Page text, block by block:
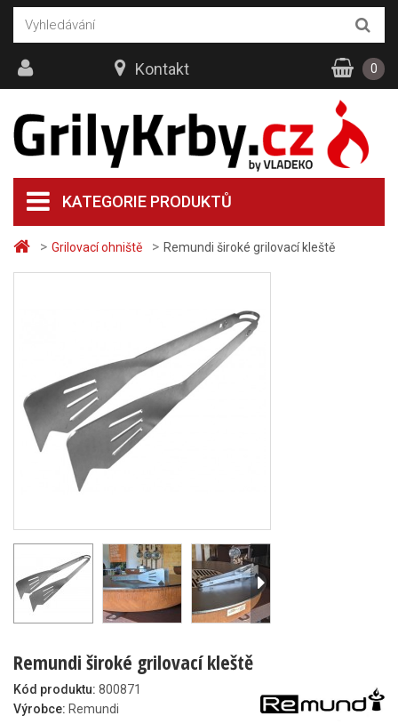
> Grilovací ohniště > Remundi široké grilovací kleště
Remundi široké grilovací kleště
Kód produktu: 800871
Výrobce: Remundi
KATEGORIE PRODUKTŮ
Kontakt 0